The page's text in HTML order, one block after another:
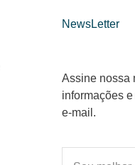
NewsLetter
Assine nossa
informações
e-mail.